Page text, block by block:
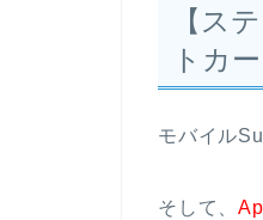
【ス
トカ
モバイル
そして、